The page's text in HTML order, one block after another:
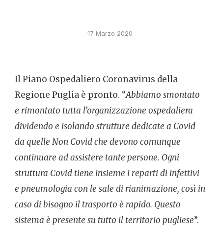
17 Marzo 2020
Il Piano Ospedaliero Coronavirus della
Regione Puglia è pronto. “Abbiamo smontato
e rimontato tutta l’organizzazione ospedaliera
dividendo e isolando strutture dedicate a Covid
da quelle Non Covid che devono comunque
continuare ad assistere tante persone. Ogni
struttura Covid tiene insieme i reparti di infettivi
e pneumologia con le sale di rianimazione, così in
caso di bisogno il trasporto è rapido. Questo
sistema è presente su tutto il territorio pugliese”.